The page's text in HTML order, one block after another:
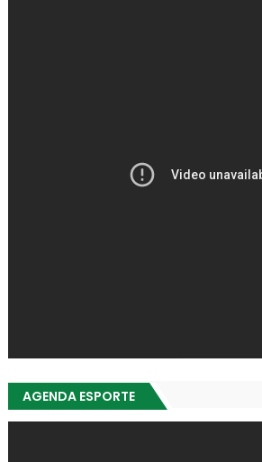
AGENDA ESPORTE